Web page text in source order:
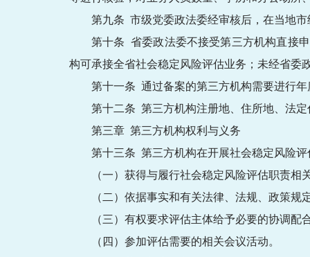
第九条 市级党委政法委经审核后，在当地
第十条 省委政法委不接受第三方机构直接
构可承接全省社会稳定风险评估业务；未经省委
第十一条 通过备案的第三方机构需要进行
第十二条 第三方机构注册地、住所地、法
第三章 第三方机构权利与义务
第十三条 第三方机构在开展社会稳定风险
（一）获得与履行社会稳定风险评估职责
（二）依据事实和有关法律、法规、政策
（三）有权要求评估主体给予必要的协调
（四）参加评估需要的相关会议活动。